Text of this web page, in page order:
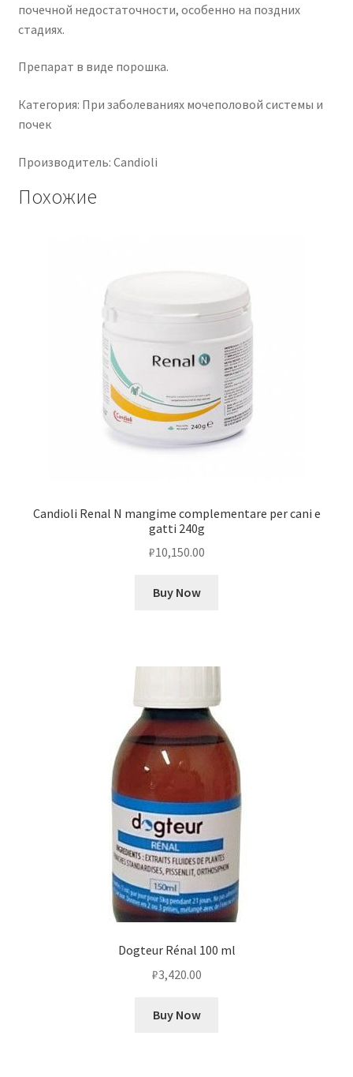
почечной недостаточности, особенно на поздних
стадиях.
Препарат в виде порошка.
Категория: При заболеваниях мочеполовой системы и
почек
Производитель: Candioli
Похожие
Candioli Renal N mangime complementare per cani e
gatti 240g
₽10,150.00
Buy Now
Dogteur Rénal 100 ml
₽3,420.00
Buy Now